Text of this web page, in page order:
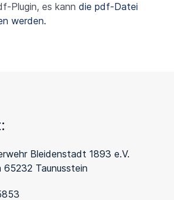
Plugin, es kann die pdf-Datei
werden.
Bleidenstadt 1893 e.V.
Taunusstein